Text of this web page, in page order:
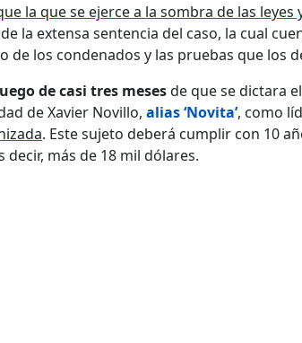
la que se ejerce a la sombra de las leyes
la extensa sentencia del caso, la cual
de los condenados y las pruebas que los
de casi tres mesesde que se dictara
de Xavier Novillo, alias ‘Novita’, ­como
. Este sujeto deberá cumplir con 10
decir, más de 18 mil dólares.